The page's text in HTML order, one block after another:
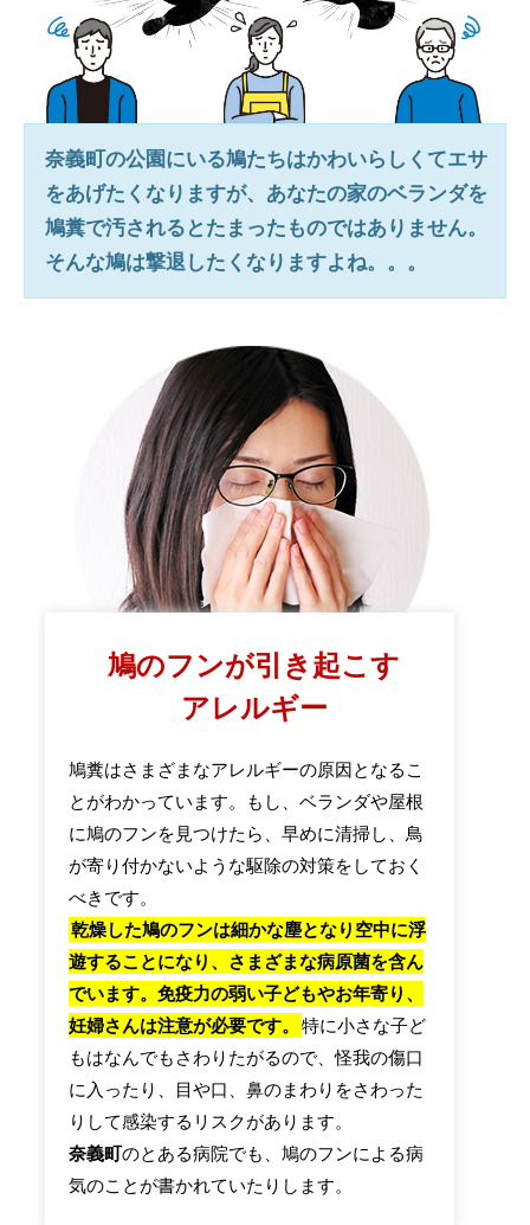
奈義町の公園にいる鳩たちはかわいらしくてエサ
をあげたくなりますが、あなたの家のベランダを
鳩糞で汚されるとたまったものではありません。
そんな鳩は撃退したくなりますよね。。。
鳩のフンが引き起こす
アレルギー
鳩糞はさまざまなアレルギーの原因となるこ
とがわかっています。もし、ベランダや屋根
に鳩のフンを見つけたら、早めに清掃し、鳥
が寄り付かないような駆除の対策をしておく
べきです。
乾燥した鳩のフンは細かな塵となり空中に浮
遊することになり、さまざまな病原菌を含ん
でいます。免疫力の弱い子どもやお年寄り、
妊婦さんは注意が必要です。
特に小さな子ど
もはなんでもさわりたがるので、怪我の傷口
に入ったり、目や口、鼻のまわりをさわった
りして感染するリスクがあります。
奈義町のとある病院でも、鳩のフンによる病
気のことが書かれていたりします。